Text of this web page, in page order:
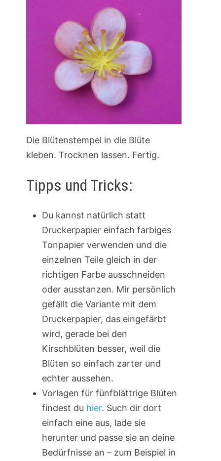
Die Blütenstempel in die Blüte
kleben. Trocknen lassen. Fertig.
Tipps und Tricks:
Du kannst natürlich statt
Druckerpapier einfach farbiges
Tonpapier verwenden und die
einzelnen Teile gleich in der
richtigen Farbe ausschneiden
oder ausstanzen. Mir persönlich
gefällt die Variante mit dem
Druckerpapier, das eingefärbt
wird, gerade bei den
Kirschblüten besser, weil die
Blüten so einfach zarter und
echter aussehen.
Vorlagen für fünfblättrige Blüten
findest du hier. Such dir dort
einfach eine aus, lade sie
herunter und passe sie an deine
Bedürfnisse an – zum Beispiel in